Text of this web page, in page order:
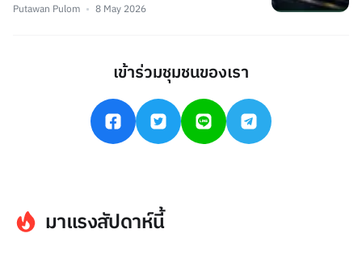
Putawan Pulom 8 May 2026
เข้าร่วมชุมชนของเรา
มาแรงสัปดาห์นี้